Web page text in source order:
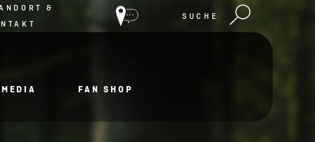
&
SUCHE
FAN SHOP